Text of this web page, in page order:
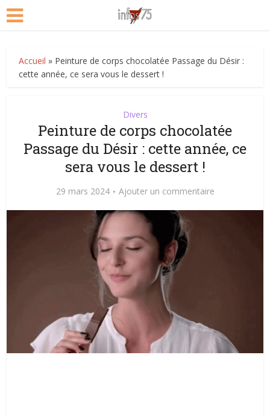
Accueil » Peinture de corps chocolatée Passage du Désir :
cette année, ce sera vous le dessert !
Divers
Peinture de corps chocolatée
Passage du Désir : cette année, ce
sera vous le dessert !
29 mars 2024 Ajouter un commentaire